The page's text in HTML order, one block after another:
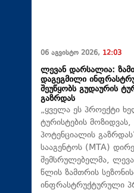
06 აგვისტო 2026, 12:03
ლევან დარსალია:
დაგეგმილი
შეუწყობს გუდაურის
გაზრდას
„ყველა ეს პროექტი
ტურისტების
პოტენციალის
სააგენტოს (MTA)
შემსრულებელმა,
წლის ზამთრის
ინფრასტრუქტურული